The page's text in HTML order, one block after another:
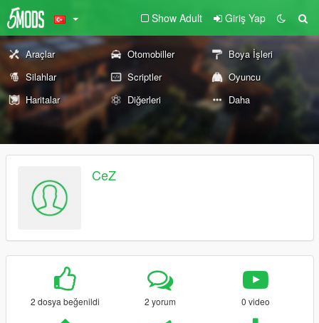
Show Adult Giriş Yap
Araçlar Otomobiller
Boya İşleri
Silahlar
Scriptler
Oyuncu
Haritalar
Diğerleri Daha
CeZ
2 dosya beğenildi 2 yorum 0 video